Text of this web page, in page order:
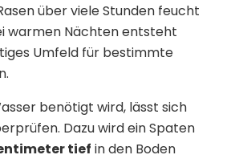
über viele Stunden feucht
warmen Nächten entsteht
Umfeld für bestimmte
benötigt wird, lässt sich
Dazu wird ein Spaten
tief in den Boden